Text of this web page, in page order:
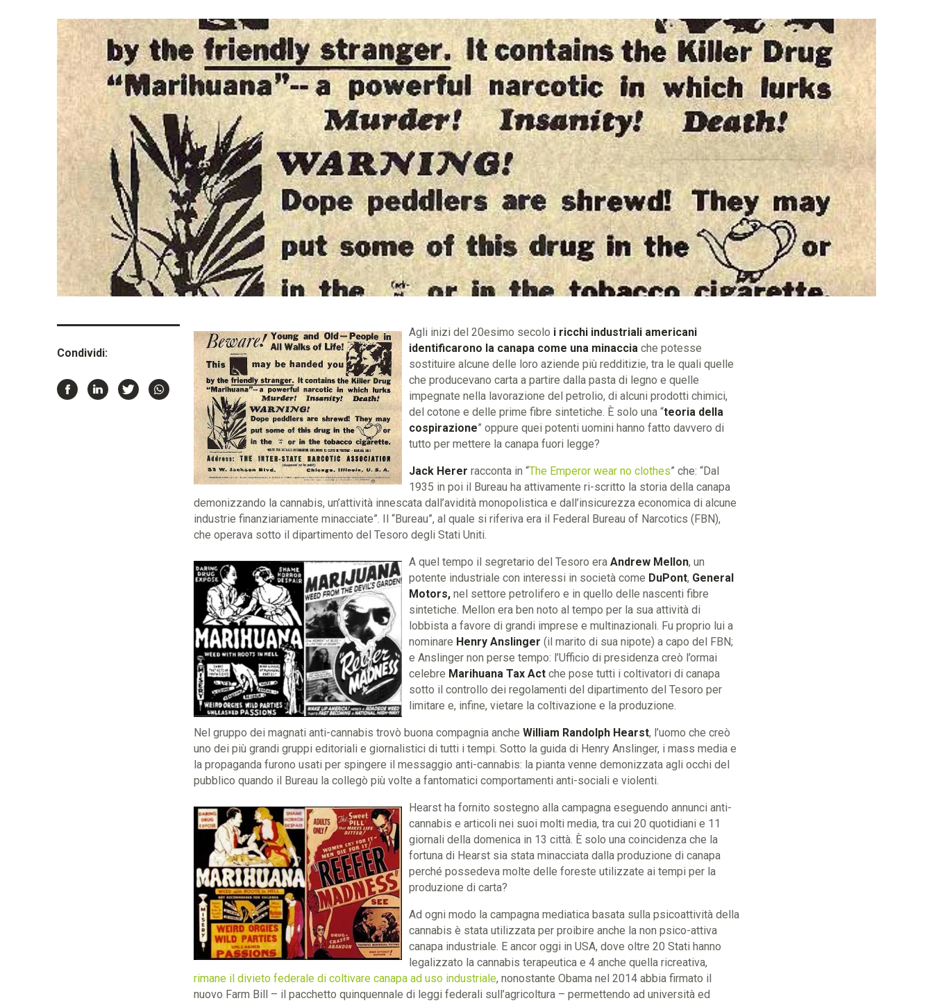
Condividi:
Agli inizi del 20esimo secolo i ricchi industriali americani
identificarono la canapa come una minacciache potesse
sostituire alcune delle loro aziende più redditizie, tra le quali quelle
che producevano carta a partire dalla pasta di legno e quelle
impegnate nella lavorazione del petrolio, di alcuni prodotti chimici,
del cotone e delle prime fibre sintetiche. È solo una “teoria della
cospirazione” oppure quei potenti uomini hanno fatto davvero di
tutto per mettere la canapa fuori legge?
Jack Herer racconta in “The Emperor wear no clothes” che: “Dal
1935 in poi il Bureau ha attivamente ri-scritto la storia della canapa
demonizzando la cannabis, un’attività innescata dall’avidità monopolistica e dall’insicurezza economica di alcune
industrie finanziariamente minacciate”. Il “Bureau”, al quale si riferiva era il Federal Bureau of Narcotics (FBN),
che operava sotto il dipartimento del Tesoro degli Stati Uniti.
A quel tempo il segretario del Tesoro era Andrew Mellon, un
potente industriale con interessi in società come DuPont, General
Motors, nel settore petrolifero e in quello delle nascenti fibre
sintetiche. Mellon era ben noto al tempo per la sua attività di
lobbista a favore di grandi imprese e multinazionali. Fu proprio lui a
nominare Henry Anslinger (il marito di sua nipote) a capo del FBN;
e Anslinger non perse tempo: l’Ufficio di presidenza creò l’ormai
celebre Marihuana Tax Actche pose tutti i coltivatori di canapa
sotto il controllo dei regolamenti del dipartimento del Tesoro per
limitare e, infine, vietare la coltivazione e la produzione.
Nel gruppo dei magnati anti-cannabis trovò buona compagnia anche William Randolph Hearst, l’uomo che creò
uno dei più grandi gruppi editoriali e giornalistici di tutti i tempi. Sotto la guida di Henry Anslinger, i mass media e
la propaganda furono usati per spingere il messaggio anti-cannabis: la pianta venne demonizzata agli occhi del
pubblico quando il Bureau la collegò più volte a fantomatici comportamenti anti-sociali e violenti.
Hearst ha fornito sostegno alla campagna eseguendo annunci anti-
cannabis e articoli nei suoi molti media, tra cui 20 quotidiani e 11
giornali della domenica in 13 città. È solo una coincidenza che la
fortuna di Hearst sia stata minacciata dalla produzione di canapa
perché possedeva molte delle foreste utilizzate ai tempi per la
produzione di carta?
Ad ogni modo la campagna mediatica basata sulla psicoattività della
cannabis è stata utilizzata per proibire anche la non psico-attiva
canapa industriale. E ancor oggi in USA, dove oltre 20 Stati hanno
legalizzato la cannabis terapeutica e 4 anche quella ricreativa,
rimane il divieto federale di coltivare canapa ad uso industriale, nonostante Obama nel 2014 abbia firmato il
nuovo Farm Bill – il pacchetto quinquennale di leggi federali sull’agricoltura – permettendo ad università ed